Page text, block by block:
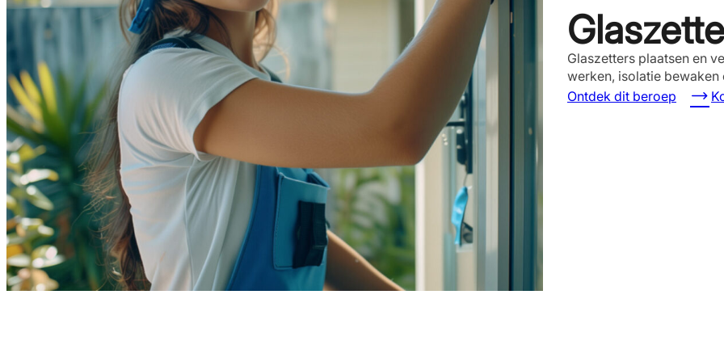
Glaszetters plaatsen en
werken, isolatie
Ontdek dit beroep